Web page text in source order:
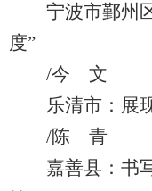
宁波市鄞州区
度”
/今 文
乐清市：展现
/陈 青
嘉善县：书写